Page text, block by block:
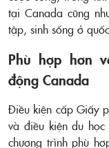
tại Canada cũng
tập, sinh sống ở
Phù hợp hơn
động Canada
Điều kiện cấp Giấy
và điều kiện du học
chương trình phù